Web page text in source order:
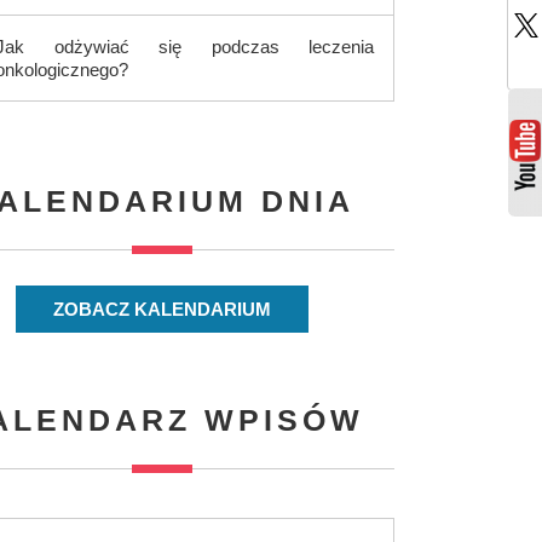
odżywiać się podczas leczenia
DNIA
ZOBACZ KALENDARIUM
WPISÓW